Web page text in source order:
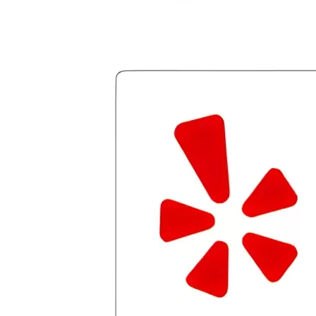
with since joining has given me solid
possible because of J Miller, and I am